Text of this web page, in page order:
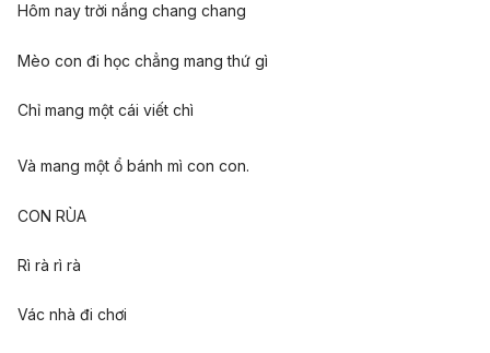
Hôm nay trời nắng chang chang
Mèo con đi học chẳng mang thứ gì
Chỉ mang một cái viết chì
Và mang một ổ bánh mì con con.
CON RÙA
Rì rà rì rà
Vác nhà đi chơi